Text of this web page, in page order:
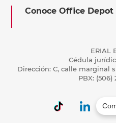
Conoce Office Depot
ERIAL
Cédula
Dirección: C, calle marginal
PBX: (506)